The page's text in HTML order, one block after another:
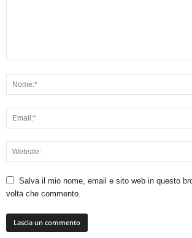
Salva il mio nome, email e sito web in questo
volta che commento.